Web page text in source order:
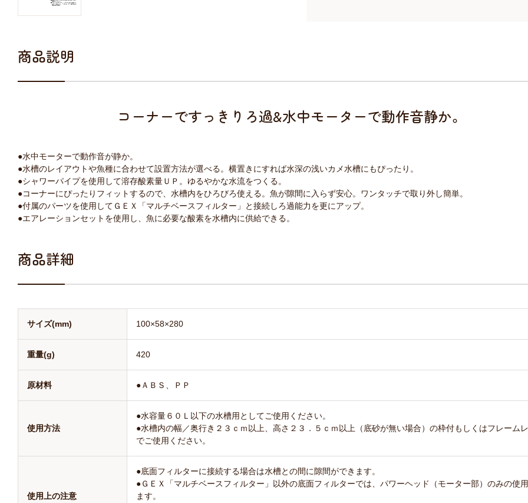
商品説明
コーナーですっきりろ過&水中モーターで動作音静か。
●水中モーターで動作音が静か。
●水槽のレイアウトや魚種に合わせて設置方法が選べる。横置きにすれば水深の浅いカメ水槽にもぴったり。
●シャワーパイプを使用して溶存酸素量ＵＰ。ゆるやかな水流をつくる。
●コーナーにぴったりフィットするので、水槽内をひろびろ使える。魚が隙間に入らず安心。ワンタッチで取り外し簡単。
●付属のパーツを使用してＧＥＸ「マルチベースフィルター」と接続しろ過能力を更にアップ。
●エアレーションセットを使用し、魚に必要な酸素を水槽内に供給できる。
商品詳細
サイズ(mm) 100×58×280
重量(g) 420
原材料 ●ＡＢＳ、ＰＰ
使用方法
●水容量６０Ｌ以下の水槽用としてご使用ください。
●水槽内の幅／奥行き２３ｃｍ以上、高さ２３．５ｃｍ以上（底砂が無い場合）の枠付もしくはフレーム
でご使用ください。
使用上の注意
●底面フィルターに接続する場合は水槽との間に隙間ができます。
●ＧＥＸ「マルチベースフィルター」以外の底面フィルターでは、パワーヘッド（モーター部）のみの使
ます。